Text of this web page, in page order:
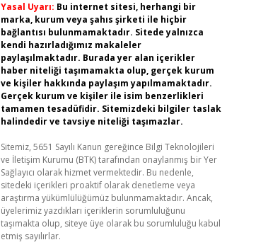
Yasal Uyarı: Bu internet sitesi, herhangi bir
marka, kurum veya şahıs şirketi ile hiçbir
bağlantısı bulunmamaktadır. Sitede yalnızca
kendi hazırladığımız makaleler
paylaşılmaktadır. Burada yer alan içerikler
haber niteliği taşımamakta olup, gerçek kurum
ve kişiler hakkında paylaşım yapılmamaktadır.
Gerçek kurum ve kişiler ile isim benzerlikleri
tamamen tesadüfidir. Sitemizdeki bilgiler taslak
halindedir ve tavsiye niteliği taşımazlar.
Sitemiz, 5651 Sayılı Kanun gereğince Bilgi Teknolojileri
ve İletişim Kurumu (BTK) tarafından onaylanmış bir Yer
Sağlayıcı olarak hizmet vermektedir. Bu nedenle,
sitedeki içerikleri proaktif olarak denetleme veya
araştırma yükümlülüğümüz bulunmamaktadır. Ancak,
üyelerimiz yazdıkları içeriklerin sorumluluğunu
taşımakta olup, siteye üye olarak bu sorumluluğu kabul
etmiş sayılırlar.